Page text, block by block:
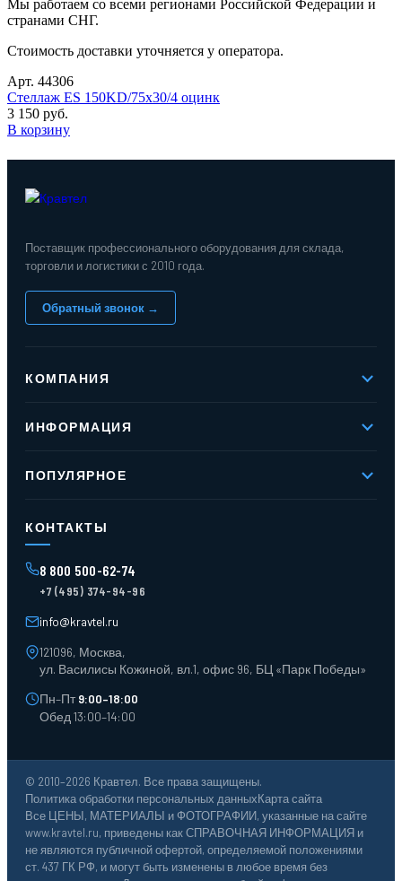
Мы работаем со всеми регионами Российской Федерации и
странами СНГ.
Стоимость доставки уточняется у оператора.
Арт. 44306
Стеллаж ES 150KD/75x30/4 оцинк
3 150 руб.
В корзину
Поставщик профессионального оборудования для склада,
торговли и логистики с 2010 года.
Обратный звонок →
КОМПАНИЯ
Реквизиты
Контакты
ИНФОРМАЦИЯ
Доставка и оплата
ПОПУЛЯРНОЕ
Контейнеры для отходов
Поддоны
Ящики пластиковые
Тара пласт. и металл.
Тележки для склада
КОНТАКТЫ
8 800 500-62-74
+7 (495) 374-94-96
info@kravtel.ru
121096, Москва,
ул. Василисы Кожиной, вл.1, офис 96, БЦ «Парк Победы»
Пн–Пт9:00–18:00
Обед 13:00–14:00
© 2010–2026 Кравтел. Все права защищены.
Политика обработки персональных данныхКарта сайта
Все ЦЕНЫ, МАТЕРИАЛЫ и ФОТОГРАФИИ, указанные на сайте
www.kravtel.ru, приведены как СПРАВОЧНАЯ ИНФОРМАЦИЯ и
не являются публичной офертой, определяемой положениями
ст. 437 ГК РФ, и могут быть изменены в любое время без